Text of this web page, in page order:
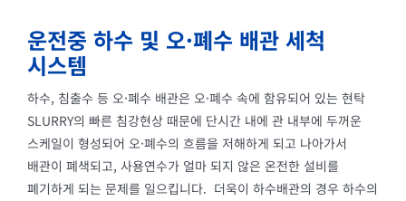
운전중 하수 및 오·폐수 배관 세척
시스템
하수, 침출수 등 오·폐수 배관은 오·폐수 속에 함유되어 있는 현탁
SLURRY의 빠른 침강현상 때문에 단시간 내에 관 내부에 두꺼운
스케일이 형성되어 오·폐수의 흐름을 저해하게 되고 나아가서
배관이 폐색되고, 사용연수가 얼마 되지 않은 온전한 설비를
폐기하게 되는 문제를 일으킵니다. 더욱이 하수배관의 경우 하수의